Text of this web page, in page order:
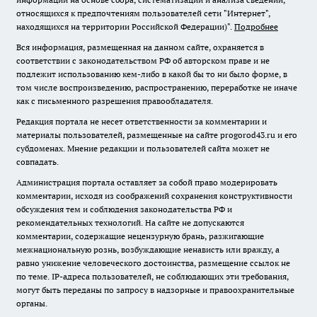
относящихся к предпочтениям пользователей сети "Интернет",
находящихся на территории Российской Федерации)". Подробнее
Вся информация, размещенная на данном сайте, охраняется в
соответствии с законодательством РФ об авторском праве и не
подлежит использованию кем-либо в какой бы то ни было форме, в
том числе воспроизведению, распространению, переработке не иначе
как с письменного разрешения правообладателя.
Редакция портала не несет ответственности за комментарии и
материалы пользователей, размещенные на сайте progorod43.ru и его
субдоменах. Мнение редакции и пользователей сайта может не
совпадать.
Администрация портала оставляет за собой право модерировать
комментарии, исходя из соображений сохранения конструктивности
обсуждения тем и соблюдения законодательства РФ и
рекомендательных технологий. На сайте не допускаются
комментарии, содержащие нецензурную брань, разжигающие
межнациональную рознь, возбуждающие ненависть или вражду, а
равно унижение человеческого достоинства, размещение ссылок не
по теме. IP-адреса пользователей, не соблюдающих эти требования,
могут быть переданы по запросу в надзорные и правоохранительные
органы.